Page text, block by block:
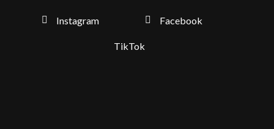
Instagram Facebook
TikTok